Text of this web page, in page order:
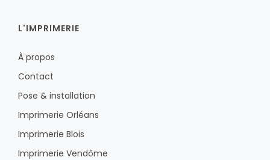
L'IMPRIMERIE
À propos
Contact
Pose & installation
Imprimerie Orléans
Imprimerie Blois
Imprimerie Vendôme